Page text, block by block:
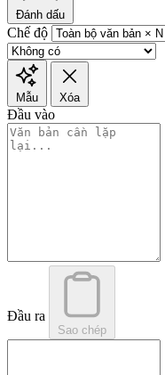
Đánh dấu
Chế độ
Mẫu Xóa
Đầu vào
Đầu ra
Sao chép